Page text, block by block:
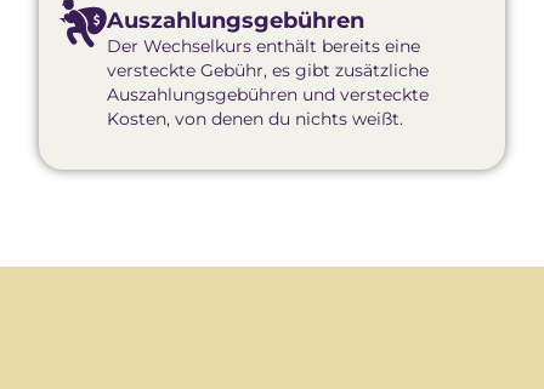
Auszahlungsgebühren
Der Wechselkurs enthält bereits eine
versteckte Gebühr, es gibt zusätzliche
Auszahlungsgebühren und versteckte
Kosten, von denen du nichts weißt.